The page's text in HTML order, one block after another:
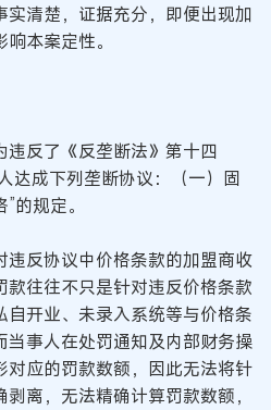
清楚，证据充分，即便出现加
本案定性。
反了《反垄断法》第十四
达成下列垄断协议：（一）固
的规定。
反协议中价格条款的加盟商收
往往不只是针对违反价格条款
开业、未录入系统等与价格条
当事人在处罚通知及内部财务操
对应的罚款数额，因此无法将针
离，无法精确计算罚款数额，